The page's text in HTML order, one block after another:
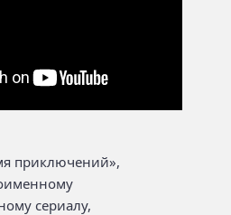
приключений»,
сериалу,